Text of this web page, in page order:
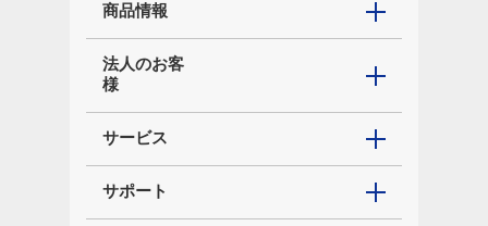
商品情報
法人のお客
様
サービス
サポート